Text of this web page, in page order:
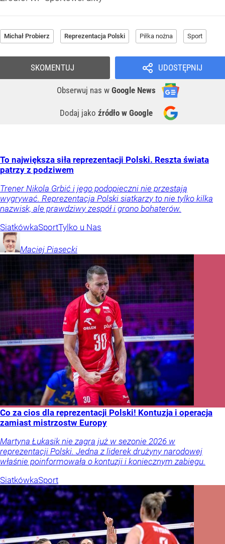
Michał Probierz Reprezentacja Polski Piłka nożna Sport
UDOSTĘPNIJ
Obserwuj nas w Google News
Dodaj jako źródło w Google
SKOMENTUJ
To największa siła reprezentacji Polski. Reszta świata
patrzy z podziwem
Trener Nikola Grbić i jego podopieczni nie przestają
wygrywać. Reprezentacja Polski siatkarzy to nie tylko kilka
nazwisk, ale prawdziwy zespół i grono bohaterów.
SiatkówkaSportTylko u Nas
Maciej Piasecki
Co za cios dla reprezentacji Polski! Kontuzja i operacja
zamiast mistrzostw Europy
Martyna Łukasik nie zagra już w sezonie 2026 w
reprezentacji Polski. Jedna z liderek drużyny narodowej
właśnie poinformowała o kontuzji i koniecznym zabiegu.
SiatkówkaSport